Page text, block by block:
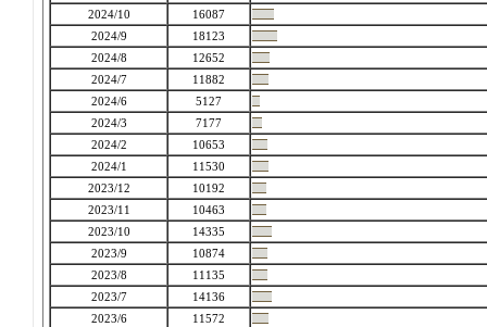
2024/10
16087
2024/9
18123
2024/8
12652
2024/7
11882
2024/6
5127
2024/3
7177
2024/2
10653
2024/1
11530
2023/12
10192
2023/11
10463
2023/10
14335
2023/9
10874
2023/8
11135
2023/7
14136
2023/6
11572